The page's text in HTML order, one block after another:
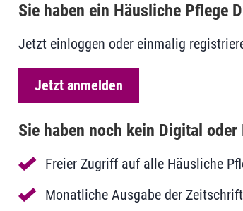
Sie haben ein Häusliche Pflege
Jetzt einloggen oder einmalig
Jetzt anmelden
Sie haben noch kein Digital
Freier Zugriff auf alle Häusliche
Monatliche Ausgabe der